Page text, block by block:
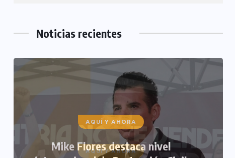
Noticias recientes
AQUÍ Y AHORA
Mike Flores destaca nivel